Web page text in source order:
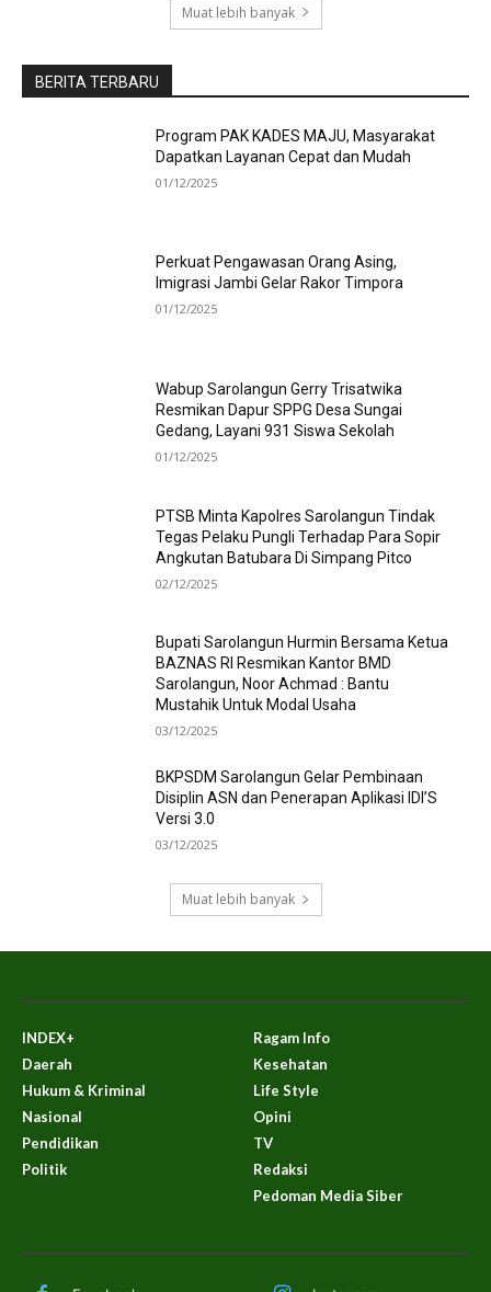
Muat lebih banyak
BERITA TERBARU
Program PAK KADES MAJU, Masyarakat
Dapatkan Layanan Cepat dan Mudah
01/12/2025
Perkuat Pengawasan Orang Asing,
Imigrasi Jambi Gelar Rakor Timpora
01/12/2025
Wabup Sarolangun Gerry Trisatwika
Resmikan Dapur SPPG Desa Sungai
Gedang, Layani 931 Siswa Sekolah
01/12/2025
PTSB Minta Kapolres Sarolangun Tindak
Tegas Pelaku Pungli Terhadap Para Sopir
Angkutan Batubara Di Simpang Pitco
02/12/2025
Bupati Sarolangun Hurmin Bersama Ketua
BAZNAS RI Resmikan Kantor BMD
Sarolangun, Noor Achmad : Bantu
Mustahik Untuk Modal Usaha
03/12/2025
BKPSDM Sarolangun Gelar Pembinaan
Disiplin ASN dan Penerapan Aplikasi IDI’S
Versi 3.0
03/12/2025
Muat lebih banyak
INDEX+
Daerah
Hukum & Kriminal
Nasional
Pendidikan
Politik
Ragam Info
Kesehatan
Life Style
Opini
TV
Redaksi
Pedoman Media Siber